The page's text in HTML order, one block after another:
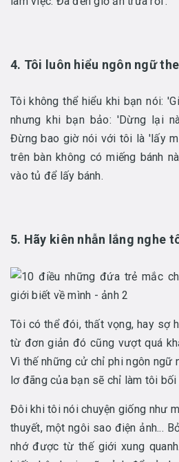
4. Tôi luôn hiểu ngôn ngữ
Tôi không thể hiểu khi bạn nói:
nhưng khi bạn bảo: 'Dừng lại
Đừng bao giờ nói với tôi là 'lấy
trên bàn không có miếng bánh
vào tủ để lấy bánh.
5. Hãy kiên nhẫn lắng nghe
Tôi có thể đói, thất vọng, hay sợ
từ đơn giản đó cũng vượt quá
Vì thế những cử chỉ phi ngôn ngữ
lơ đãng của bạn sẽ chỉ làm tôi bối
Đôi khi tôi nói chuyện giống như
thuyết, một ngôi sao điện ảnh...
nhớ được từ thế giới xung